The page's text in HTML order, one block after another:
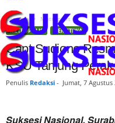
Beranda Metropolis
METROPOLIS PERISTIWA
Capt Sudiono
KSU Tanjung Perak
Penulis Redaksi - Jumat, 7 Agustus
Suksesi Nasional,